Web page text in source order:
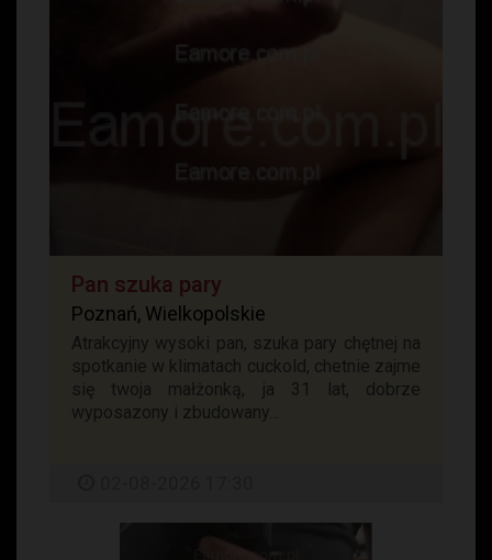
Pan szuka pary
Poznań, Wielkopolskie
Atrakcyjny wysoki pan, szuka pary chętnej na
spotkanie w klimatach cuckold, chetnie zajme
się twoja małżonką, ja 31 lat, dobrze
wyposazony i zbudowany...